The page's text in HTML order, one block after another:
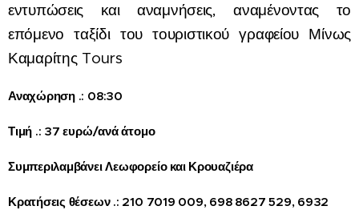
εντυπώσεις και αναμνήσεις, αναμένοντας το
επόμενο ταξίδι του τουριστικού γραφείου Μίνως
Καμαρίτης Tours
Αναχώρηση .: 08:30
Τιμή .: 37 ευρώ/ανά άτομο
Συμπεριλαμβάνει Λεωφορείο και Κρουαζιέρα
Κρατήσεις θέσεων .: 210 7019 009, 698 8627 529, 6932